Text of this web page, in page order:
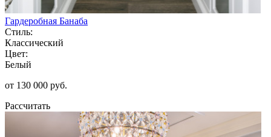
Гардеробная Банаба
Стиль:
Классический
Цвет:
Белый
от 130 000 руб.
Рассчитать